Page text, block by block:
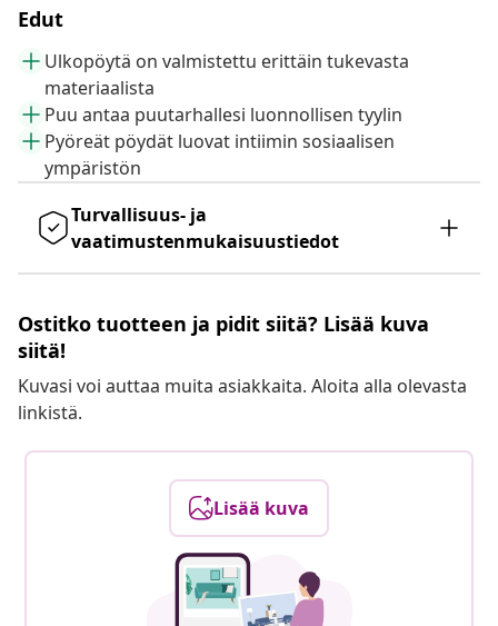
Edut
Ulkopöytä on valmistettu erittäin tukevasta
materiaalista
Puu antaa puutarhallesi luonnollisen tyylin
Pyöreät pöydät luovat intiimin sosiaalisen
ympäristön
Turvallisuus- ja
vaatimustenmukaisuustiedot
Ostitko tuotteen ja pidit siitä? Lisää kuva
siitä!
Kuvasi voi auttaa muita asiakkaita. Aloita alla olevasta
linkistä.
Lisää kuva